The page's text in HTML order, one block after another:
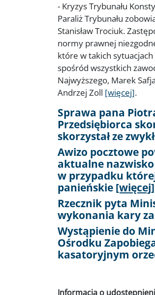
- Kryzys Trybunału
Paraliż Trybunału
Stanisław Trociuk.
normy prawnej
które w takich sytuacjach
spośród wszystkich
Najwyższego, Marek
Andrzej Zoll [więcej].
Sprawa pana
Przedsiębiorca
skorzystał ze
Awizo pocztowe
aktualne nazwisko
w przypadku
panieńskie [więcej]
Rzecznik pyta
wykonania kary
Wystąpienie do
Ośrodku
kasatoryjnym
Informacja o